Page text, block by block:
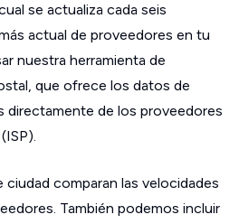
se actualiza cada seis
actual de proveedores en tu
nuestra herramienta de
que ofrece los datos de
directamente de los proveedores
comparan las velocidades
También podemos incluir